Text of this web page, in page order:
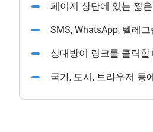
페이지 상단에 있는 짧
SMS, WhatsApp, 텔레
상대방이 링크를 클릭
국가, 도시, 브라우저 등